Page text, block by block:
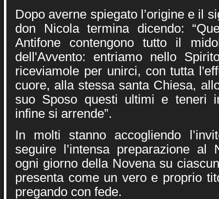
Dopo averne spiegato l’origine e il
don Nicola termina dicendo:
Antifone contengono tutto il
dell'Avvento: entriamo nello
riceviamole per unirci, con tutta
cuore, alla stessa santa Chiesa,
suo Sposo questi ultimi e teneri
infine si arrende”.
In molti stanno accogliendo
seguire l’intensa preparazione al
ogni giorno della Novena su
presenta come un vero e proprio
pregando con fede.